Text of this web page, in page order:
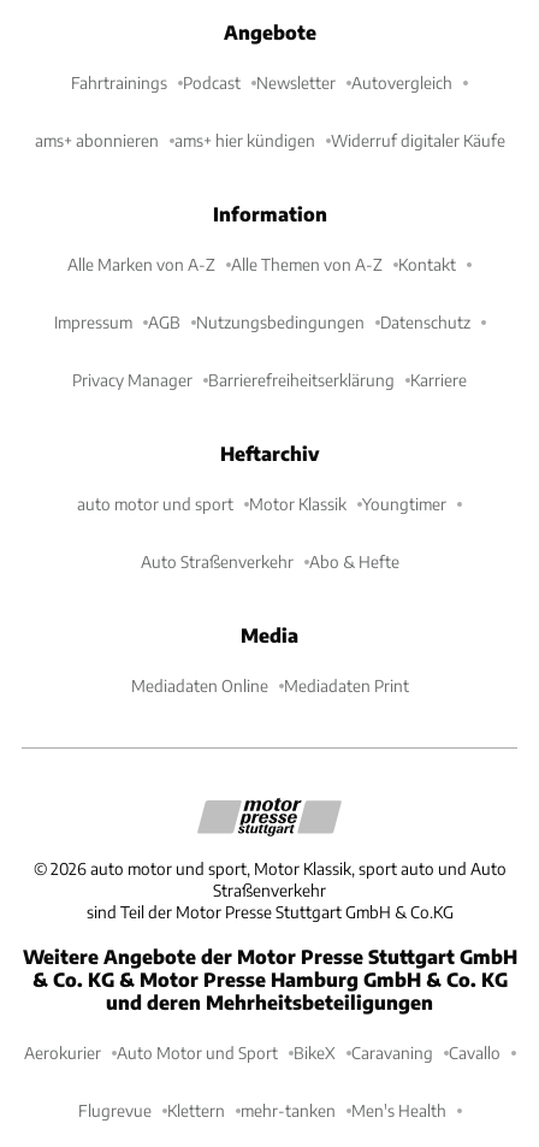
Angebote
Fahrtrainings Podcast Newsletter Autovergleich
ams+ abonnieren ams+ hier kündigen Widerruf digitaler Käufe
Information
Alle Marken von A-Z Alle Themen von A-Z Kontakt
Impressum AGB Nutzungsbedingungen Datenschutz
Privacy Manager Barrierefreiheitserklärung Karriere
Heftarchiv
auto motor und sport Motor Klassik Youngtimer
Auto Straßenverkehr Abo & Hefte
Media
Mediadaten Online Mediadaten Print
©2026 auto motor und sport, Motor Klassik, sport auto und Auto
Straßenverkehr
sind Teil der Motor Presse Stuttgart GmbH & Co.KG
Weitere Angebote der Motor Presse Stuttgart GmbH
& Co. KG & Motor Presse Hamburg GmbH & Co. KG
und deren Mehrheitsbeteiligungen
Aerokurier Auto Motor und Sport BikeX Caravaning Cavallo
Flugrevue Klettern mehr-tanken Men's Health